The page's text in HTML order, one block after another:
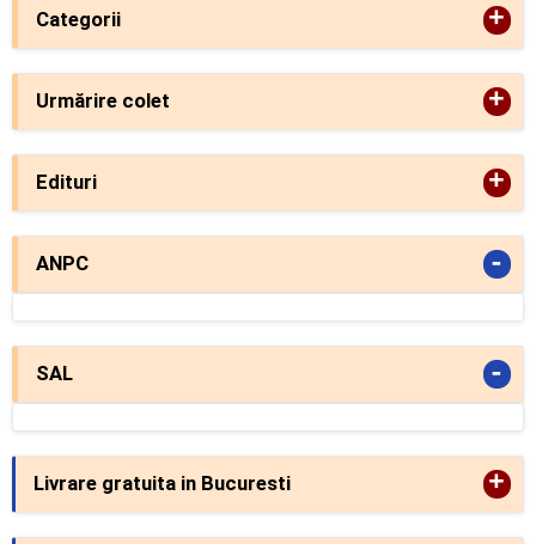
Categorii +
Urmărire colet +
Edituri +
ANPC -
SAL -
Livrare gratuita in Bucuresti +